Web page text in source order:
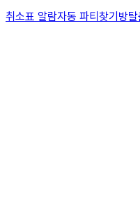
취소표 알람자동 파티찾기 방